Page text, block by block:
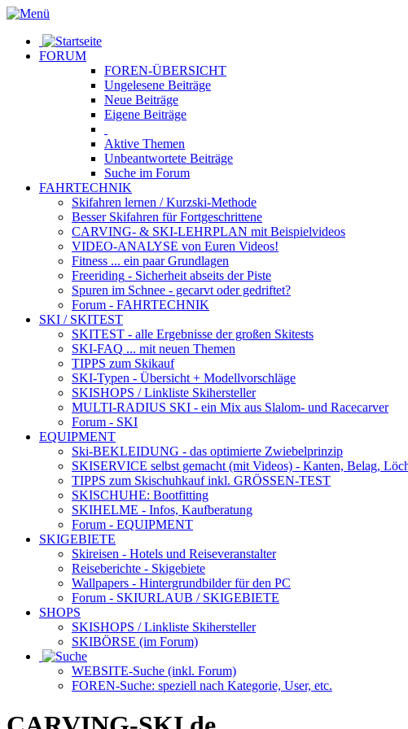
FORUM
FOREN-ÜBERSICHT
Ungelesene Beiträge
Neue Beiträge
Eigene Beiträge
Aktive Themen
Unbeantwortete Beiträge
Suche im Forum
FAHRTECHNIK
Skifahren lernen / Kurzski-Methode
Besser Skifahren für Fortgeschrittene
CARVING- & SKI-LEHRPLAN mit Beispielvideos
VIDEO-ANALYSE von Euren Videos!
Fitness ... ein paar Grundlagen
Freeriding - Sicherheit abseits der Piste
Spuren im Schnee - gecarvt oder gedriftet?
Forum - FAHRTECHNIK
SKI / SKITEST
SKITEST - alle Ergebnisse der großen Skitests
SKI-FAQ ... mit neuen Themen
TIPPS zum Skikauf
SKI-Typen - Übersicht + Modellvorschläge
SKISHOPS / Linkliste Skihersteller
MULTI-RADIUS SKI - ein Mix aus Slalom- und Racecarver
Forum - SKI
EQUIPMENT
Ski-BEKLEIDUNG - das optimierte Zwiebelprinzip
SKISERVICE selbst gemacht (mit Videos) - Kanten, Belag,
TIPPS zum Skischuhkaufinkl. GRÖSSEN-TEST
SKISCHUHE: Bootfitting
SKIHELME - Infos, Kaufberatung
Forum - EQUIPMENT
SKIGEBIETE
Skireisen - Hotels und Reiseveranstalter
Reiseberichte - Skigebiete
Wallpapers - Hintergrundbilder für den PC
Forum - SKIURLAUB / SKIGEBIETE
SHOPS
SKISHOPS / Linkliste Skihersteller
SKIBÖRSE (im Forum)
WEBSITE-Suche (inkl. Forum)
FOREN-Suche: speziell nach Kategorie, User, etc.